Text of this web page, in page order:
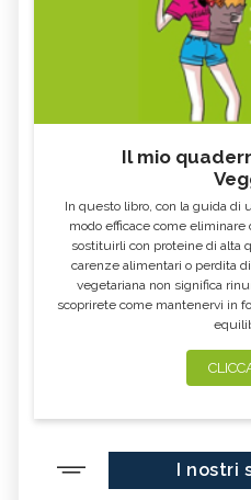
Il mio
In questo libro, con la guida di
modo efficace come eliminare
sostituirli con proteine di alta
carenze alimentari o perdita
vegetariana non significa
scoprirete come mantenervi in
I nostri